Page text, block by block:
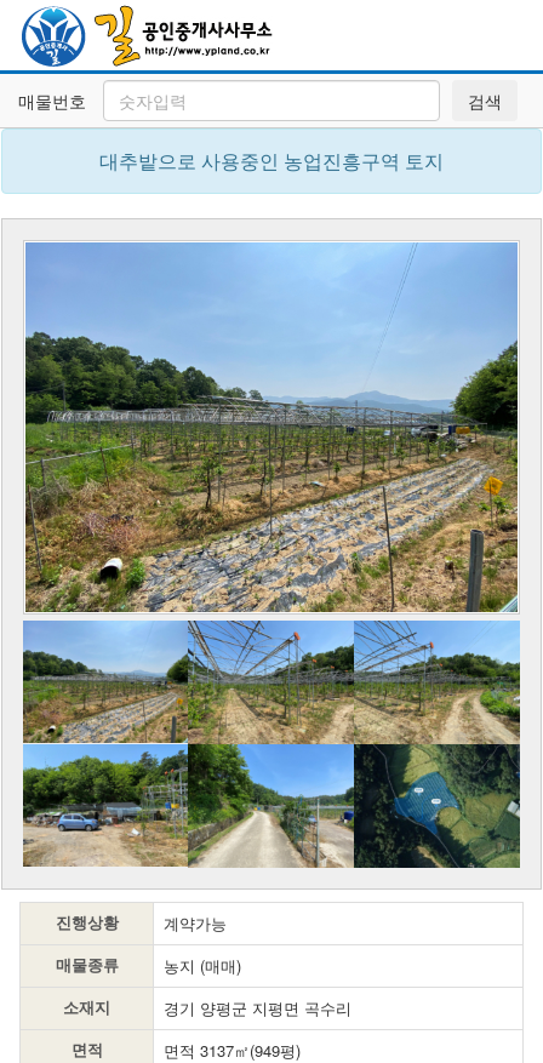
매물번호 검색
대추밭으로 사용중인 농업진흥구역 토지
진행상황 계약가능
매물종류 농지 (매매)
소재지 경기 양평군 지평면 곡수리
면적 면적 3137㎡(949평)